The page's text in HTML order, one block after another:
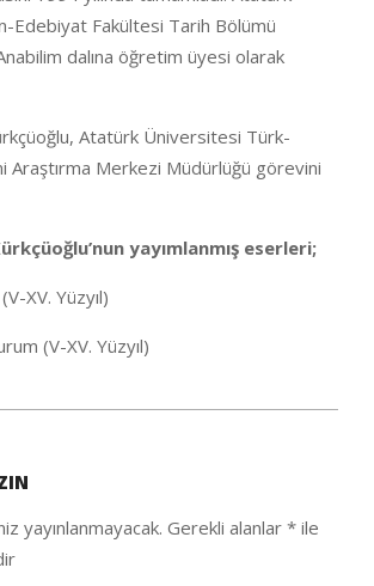
Edebiyat Fakültesi Tarih Bölümü
dalına öğretim üyesi olarak
Atatürk Üniversitesi Türk-
Araştırma Merkezi Müdürlüğü görevini
yayımlanmış eserleri;
XV. Yüzyıl)
(V-XV. Yüzyıl)
yayınlanmayacak. Gerekli alanlar * ile